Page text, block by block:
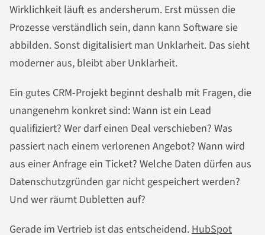
Wirklichkeit läuft es andersherum. Erst müssen die
Prozesse verständlich sein, dann kann Software sie
abbilden. Sonst digitalisiert man Unklarheit. Das sieht
moderner aus, bleibt aber Unklarheit.
Ein gutes CRM-Projekt beginnt deshalb mit Fragen, die
unangenehm konkret sind: Wann ist ein Lead
qualifiziert? Wer darf einen Deal verschieben? Was
passiert nach einem verlorenen Angebot? Wann wird
aus einer Anfrage ein Ticket? Welche Daten dürfen aus
Datenschutzgründen gar nicht gespeichert werden?
Und wer räumt Dubletten auf?
Gerade im Vertrieb ist das entscheidend. HubSpot